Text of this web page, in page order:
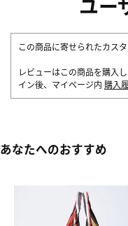
この商品に寄せられたカス
レビューはこの商品を購入
イン後、マイページ内 購入
あなたへのおすすめ